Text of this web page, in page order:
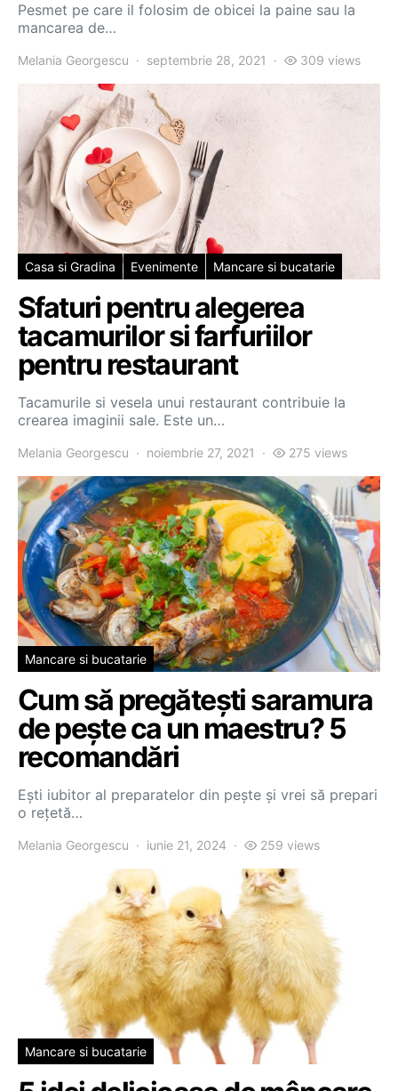
Pesmet pe care il folosim de obicei la paine sau la
mancarea de…
Melania Georgescu septembrie 28, 2021 309 views
Casa si Gradina Evenimente Mancare si bucatarie
Sfaturi pentru alegerea
tacamurilor si farfuriilor
pentru restaurant
Tacamurile si vesela unui restaurant contribuie la
crearea imaginii sale. Este un…
Melania Georgescu noiembrie 27, 2021 275 views
Mancare si bucatarie
Cum să pregătești saramura
de pește ca un maestru? 5
recomandări
Ești iubitor al preparatelor din pește și vrei să prepari
o rețetă…
Melania Georgescu iunie 21, 2024 259 views
Mancare si bucatarie